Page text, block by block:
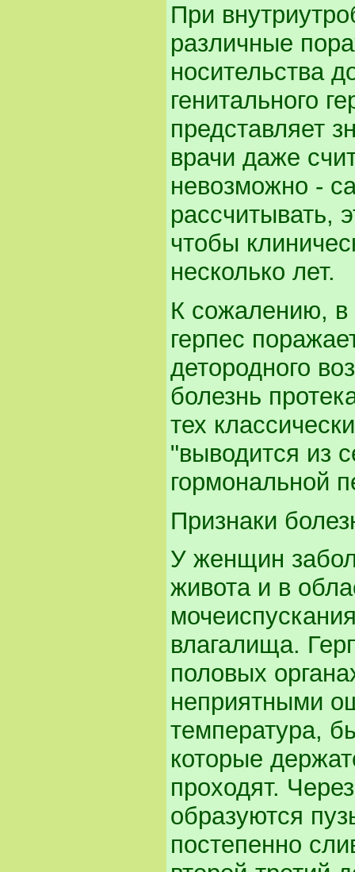
При
различные
носительства
генитального
представляет
врачи даже
невозможно -
рассчитывать,
чтобы
несколько лет.
К сожалению, в
герпес
детородного
болезнь
тех
"выводится из
гормональной
Признаки
У женщин
живота и в
влагалища.
половых
неприятными
температура,
которые
проходят.
образуются
постепенно